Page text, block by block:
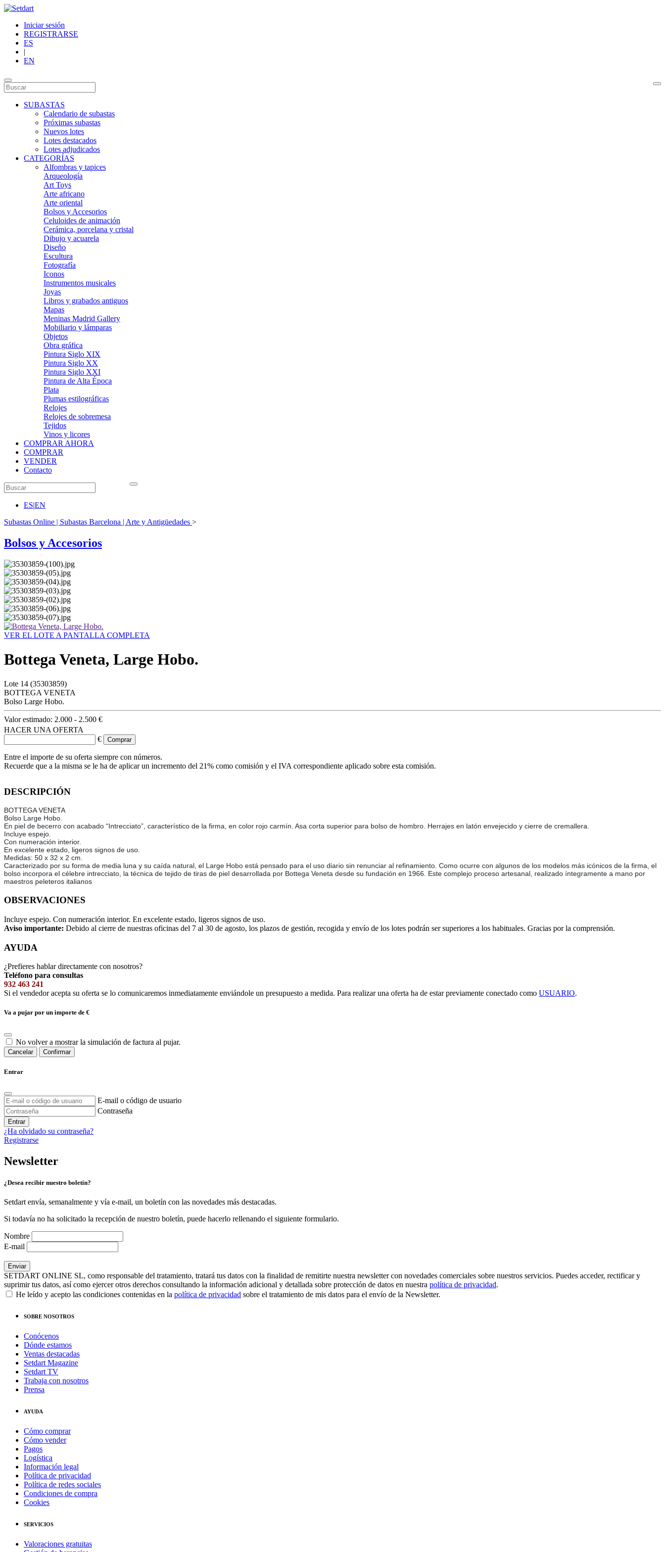
Iniciar sesión
REGISTRARSE
ES
|
EN
SUBASTAS
Calendario de subastas
Próximas subastas
Nuevos lotes
Lotes destacados
Lotes adjudicados
CATEGORÍAS
Alfombras y tapices
Arqueología
Art Toys
Arte africano
Arte oriental
Bolsos y Accesorios
Celuloides de animación
Cerámica, porcelana y cristal
Dibujo y acuarela
Diseño
Escultura
Fotografía
Iconos
Instrumentos musicales
Joyas
Libros y grabados antiguos
Mapas
Meninas Madrid Gallery
Mobiliario y lámparas
Objetos
Obra gráfica
Pintura Siglo XIX
Pintura Siglo XX
Pintura Siglo XXI
Pintura de Alta Época
Plata
Plumas estilográficas
Relojes
Relojes de sobremesa
Tejidos
Vinos y licores
COMPRAR AHORA
COMPRAR
VENDER
Contacto
ES|EN
Subastas Online | Subastas Barcelona | Arte y Antigüedades >
Bolsos y Accesorios
VER EL LOTE A PANTALLA COMPLETA
Bottega Veneta, Large Hobo.
Lote 14 (35303859)
BOTTEGA VENETA
Bolso Large Hobo.
Valor estimado: 2.000 - 2.500 €
HACER UNA OFERTA
€
Entre el importe de su oferta siempre con números.
Recuerde que a la misma se le ha de aplicar un incremento del 21% como comisión y el IVA correspondiente aplicado sobre esta comisión.
DESCRIPCIÓN
BOTTEGA VENETA
Bolso Large Hobo.
En piel de becerro con acabado “Intrecciato”, característico de la firma, en color rojo carmín. Asa corta superior para bolso de hombro. Herrajes en latón envejecido y cierre de cremallera.
Incluye espejo.
Con numeración interior.
En excelente estado, ligeros signos de uso.
Medidas: 50 x 32 x 2 cm.
Caracterizado por su forma de media luna y su caída natural, el Large Hobo está pensado para el uso diario sin renunciar al refinamiento. Como ocurre con algunos de los modelos más icónicos de la firma, el
bolso incorpora el célebre intrecciato, la técnica de tejido de tiras de piel desarrollada por Bottega Veneta desde su fundación en 1966. Este complejo proceso artesanal, realizado íntegramente a mano por
maestros peleteros italianos
OBSERVACIONES
Incluye espejo. Con numeración interior. En excelente estado, ligeros signos de uso.
Aviso importante: Debido al cierre de nuestras oficinas del 7 al 30 de agosto, los plazos de gestión, recogida y envío de los lotes podrán ser superiores a los habituales. Gracias por la comprensión.
AYUDA
¿Prefieres hablar directamente con nosotros?
Teléfono para consultas
932 463 241
Si el vendedor acepta su oferta se lo comunicaremos inmediatamente enviándole un presupuesto a medida. Para realizar una oferta ha de estar previamente conectado como USUARIO.
Va a pujar por un importe de €
No volver a mostrar la simulación de factura al pujar.
Cancelar Confirmar
Entrar
E-mail o código de usuario
Contraseña
Entrar
¿Ha olvidado su contraseña?
Registrarse
Newsletter
¿Desea recibir nuestro boletín?
Setdart envía, semanalmente y vía e-mail, un boletín con las novedades más destacadas.
Si todavía no ha solicitado la recepción de nuestro boletín, puede hacerlo rellenando el siguiente formulario.
Nombre
E-mail
SETDART ONLINE SL, como responsable del tratamiento, tratará tus datos con la finalidad de remitirte nuestra newsletter con novedades comerciales sobre nuestros servicios. Puedes acceder, rectificar y
suprimir tus datos, así como ejercer otros derechos consultando la información adicional y detallada sobre protección de datos en nuestra política de privacidad.
He leído y acepto las condiciones contenidas en la política de privacidad sobre el tratamiento de mis datos para el envío de la Newsletter.
SOBRE NOSOTROS
Conócenos
Dónde estamos
Ventas destacadas
Setdart Magazine
Setdart TV
Trabaja con nosotros
Prensa
AYUDA
Cómo comprar
Cómo vender
Pagos
Logística
Información legal
Política de privacidad
Política de redes sociales
Condiciones de compra
Cookies
SERVICIOS
Valoraciones gratuitas